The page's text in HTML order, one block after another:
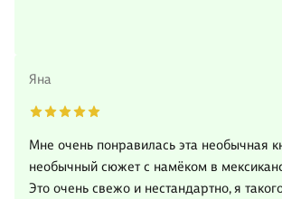
Яна
Мне очень понравилась эта необычная
необычный сюжет с намёком в
Это очень свежо и нестандартно, я